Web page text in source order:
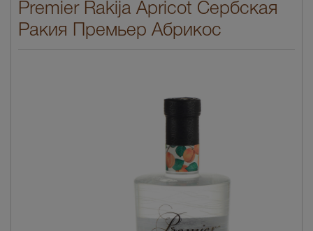
Premier Rakija Apricot Сербская
Ракия Премьер Абрикос